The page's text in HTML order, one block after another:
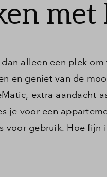
alleen een plek
en geniet van de
extra aandacht
je voor een
voor gebruik. Hoe fijn